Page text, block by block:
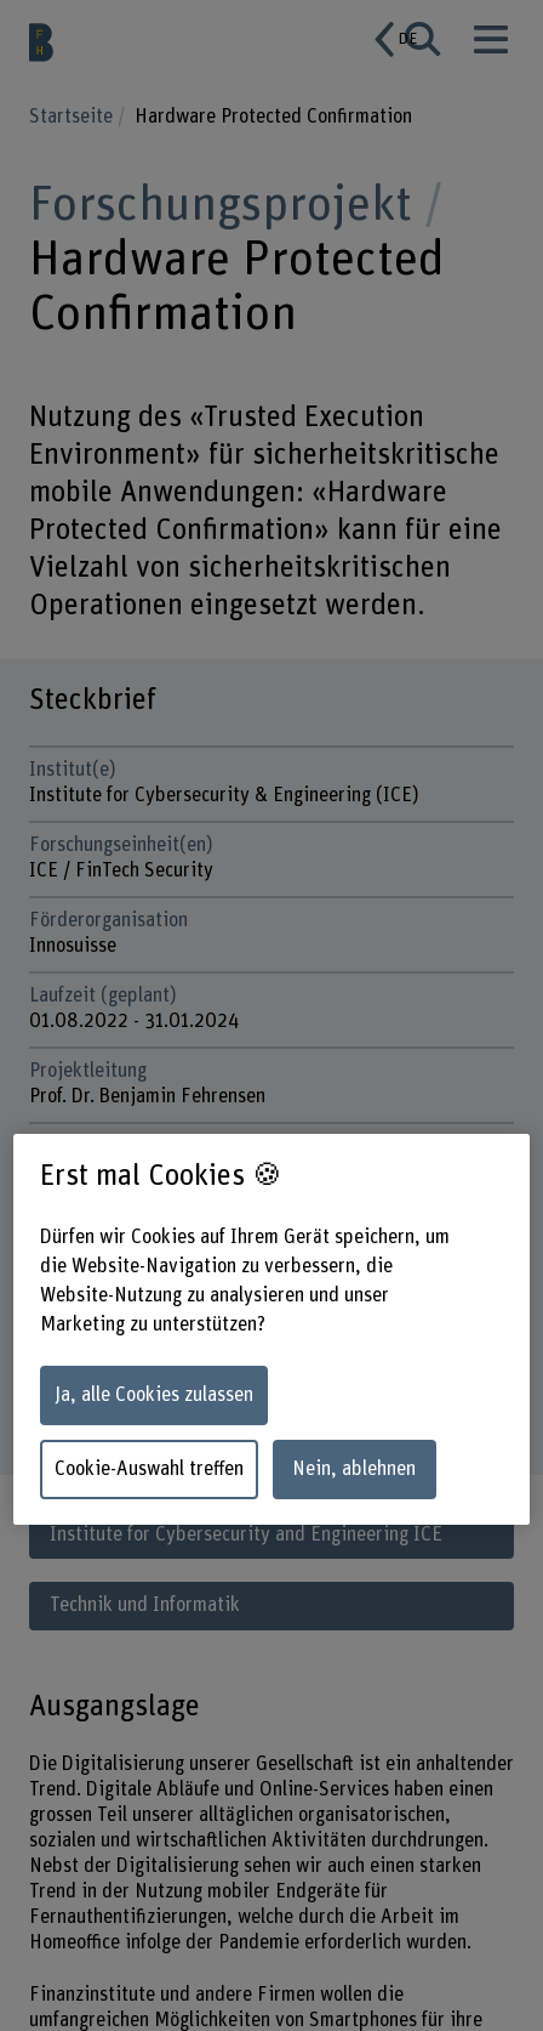
DE
Startseite Hardware Protected Confirmation
Forschungsprojekt
Hardware Protected
Confirmation
Nutzung des «Trusted Execution
Environment» für sicherheitskritische
mobile Anwendungen: «Hardware
Protected Confirmation» kann für eine
Vielzahl von sicherheitskritischen
Operationen eingesetzt werden.
Steckbrief
Institut(e)
Institute for Cybersecurity & Engineering (ICE)
Forschungseinheit(en)
ICE / FinTech Security
Förderorganisation
Innosuisse
Laufzeit (geplant)
01.08.2022 - 31.01.2024
Projektleitung
Prof. Dr. Benjamin Fehrensen
Dr. Alain Hiltgen | Projekt Co-Leitung UBS
UBS Business Solutions AG
AdNovum Informatik AG
Swiss Association for SWIFT & Financial Standards
(SASFS)
Schlüsselwörter
Android Protected Confirmation, Trusted User Interface,
Trusted Execution Environment
Institute for Cybersecurity and Engineering ICE
Technik und Informatik
Ausgangslage
Die Digitalisierung unserer Gesellschaft ist ein anhaltender
Trend. Digitale Abläufe und Online-Services haben einen
grossen Teil unserer alltäglichen organisatorischen,
sozialen und wirtschaftlichen Aktivitäten durchdrungen.
Nebst der Digitalisierung sehen wir auch einen starken
Trend in der Nutzung mobiler Endgeräte für
Fernauthentifizierungen, welche durch die Arbeit im
Homeoffice infolge der Pandemie erforderlich wurden.
Finanzinstitute und andere Firmen wollen die
umfangreichen Möglichkeiten von Smartphones für ihre
Erst mal Cookies 🍪
Dürfen wir Cookies auf Ihrem Gerät speichern, um
die Website-Navigation zu verbessern, die
Website-Nutzung zu analysieren und unser
Marketing zu unterstützen?
Ja, alle Cookies zulassen
Cookie-Auswahl treffen Nein, ablehnen